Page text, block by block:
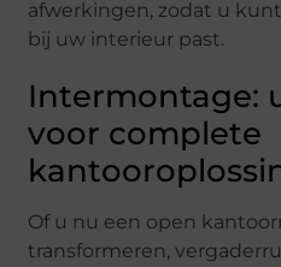
afwerkingen, zodat u
bij uw interieur past.
Intermontage:
voor complete
Of u nu een open
transformeren,